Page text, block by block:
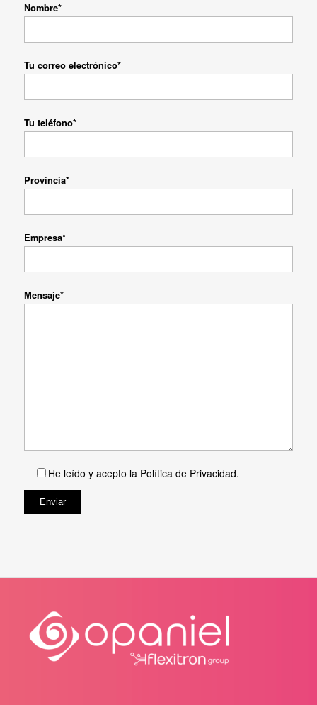
Nombre*
Tu correo electrónico*
Tu teléfono*
Provincia*
Empresa*
Mensaje*
He leído y acepto la Política de Privacidad.